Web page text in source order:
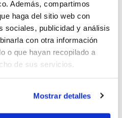
Además, compartimos
haga del sitio web con
sociales, publicidad y análisis
con otra información
o que hayan recopilado a
de sus servicios.
Mostrar detalles
y el Valencia Basket Club)
partido de baloncesto
diciembre y bajo el lema
en el Pabellón Pla
de la Asociación Española
a las 19:00h y enfrentará en
equipos EBA delValencia